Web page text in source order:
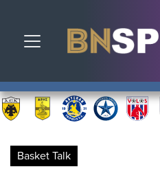
Toggle navigation
Basket Talk